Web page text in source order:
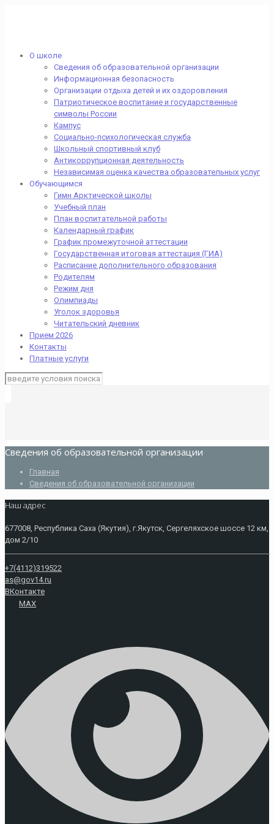
О школе
Сведения об образовательной организации
Информационная безопасность
Организации отдыха детей и их оздоровления
Патриотическое воспитание и государственные
символы России
Кампус
Социально-психологическая служба
Школьный спортивный клуб
Антикоррупционная деятельность
Независимая оценка качества образовательных услуг
Обучающимся
Гимн Арктической школы
Учебный план
План воспитательной работы
Календарный график
График промежуточной аттестации
Государственная итоговая аттестация (ГИА)
Расписание дополнительного образования
Родителям
Режим дня
Олимпиады
Уголок здоровья
Читательский дневник
Прием 2026
Контакты
Платные услуги
Сведения об образовательной организации
Главная
Сведения об образовательной организации
Наш адрес
677008, Республика Саха (Якутия), г.Якутск, Сергеляхское шоссе 12 км,
дом 2/10
+7(4112)319522
as@gov14.ru
ВКонтакте
MAX